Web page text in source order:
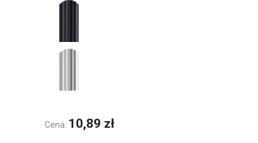
Cena: 10,89 zł